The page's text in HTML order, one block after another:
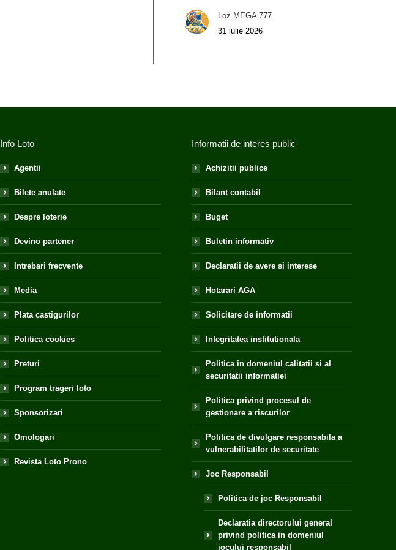
Loz MEGA 777
31 iulie 2026
Info Loto
Agentii
Bilete anulate
Despre loterie
Devino partener
Intrebari frecvente
Media
Plata castigurilor
Politica cookies
Preturi
Program trageri loto
Sponsorizari
Omologari
Revista Loto Prono
Informatii de interes public
Achizitii publice
Bilant contabil
Buget
Buletin informativ
Declaratii de avere si interese
Hotarari AGA
Solicitare de informatii
Integritatea institutionala
Politica in domeniul calitatii si al
securitatii informatiei
Politica privind procesul de
gestionare a riscurilor
Politica de divulgare responsabila a
vulnerabilitatilor de securitate
Joc Responsabil
Politica de joc Responsabil
Declaratia directorului general
privind politica in domeniul
jocului responsabil